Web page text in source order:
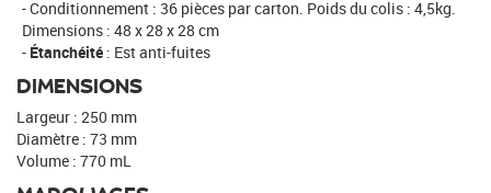
Conditionnement : 36 pièces par carton. Poids du colis : 4,5kg.
Dimensions : 48 x 28 x 28 cm
Étanchéité : Est anti-fuites
DIMENSIONS
Largeur : 250 mm
Diamètre : 73 mm
Volume : 770 mL